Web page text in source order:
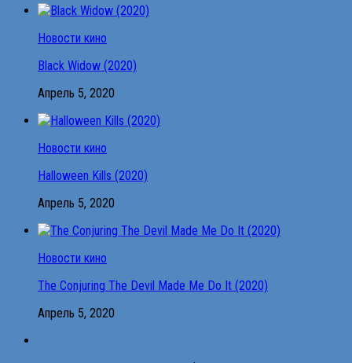
Новости кино
Black Widow (2020)
Апрель 5, 2020
Новости кино
Halloween Kills (2020)
Апрель 5, 2020
Новости кино
The Conjuring The Devil Made Me Do It (2020)
Апрель 5, 2020